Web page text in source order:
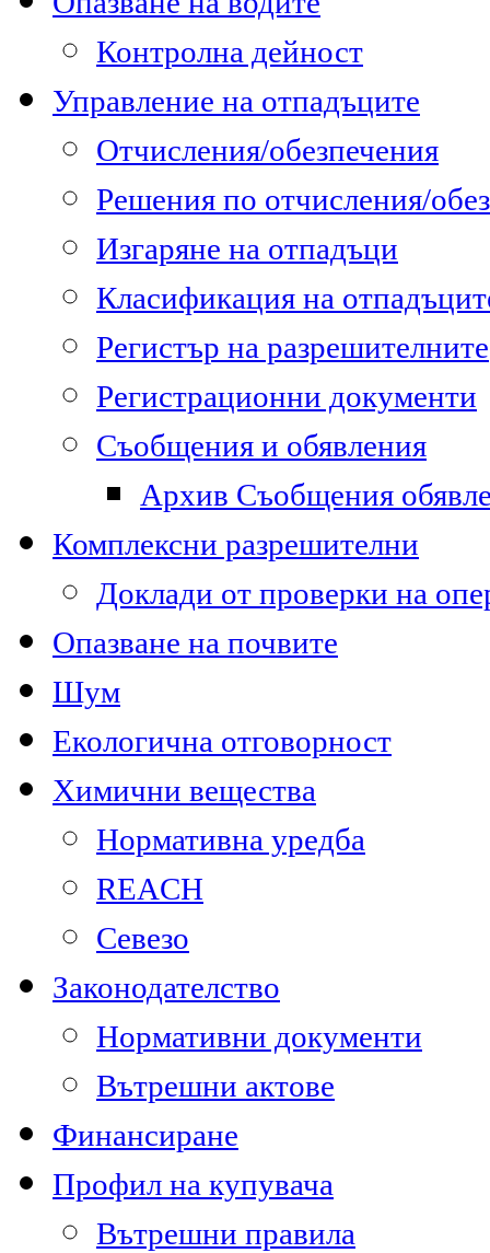
Контролна дейност
Управление на отпадъците
Отчисления/обезпечения
Решения по отчисления/
Изгаряне на отпадъци
Класификация на
Регистър на разрешителните
Регистрационни документи
Съобщения и обявления
Архив Съобщения
Комплексни разрешителни
Доклади от проверки на
Опазване на почвите
Шум
Екологична отговорност
Химични вещества
Нормативна уредба
REACH
Севезо
Законодателство
Нормативни документи
Вътрешни актове
Финансиране
Профил на купувача
Вътрешни правила